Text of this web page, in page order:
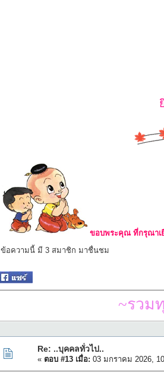
ขอบพระคุณ ที่กรุณาเ
ข้อความนี้ มี 3 สมาชิก มาชื่นชม
~รวม
Re: ..บุคคลทั่วไป..
« ตอบ #13 เมื่อ: 03 มกราคม 2026,